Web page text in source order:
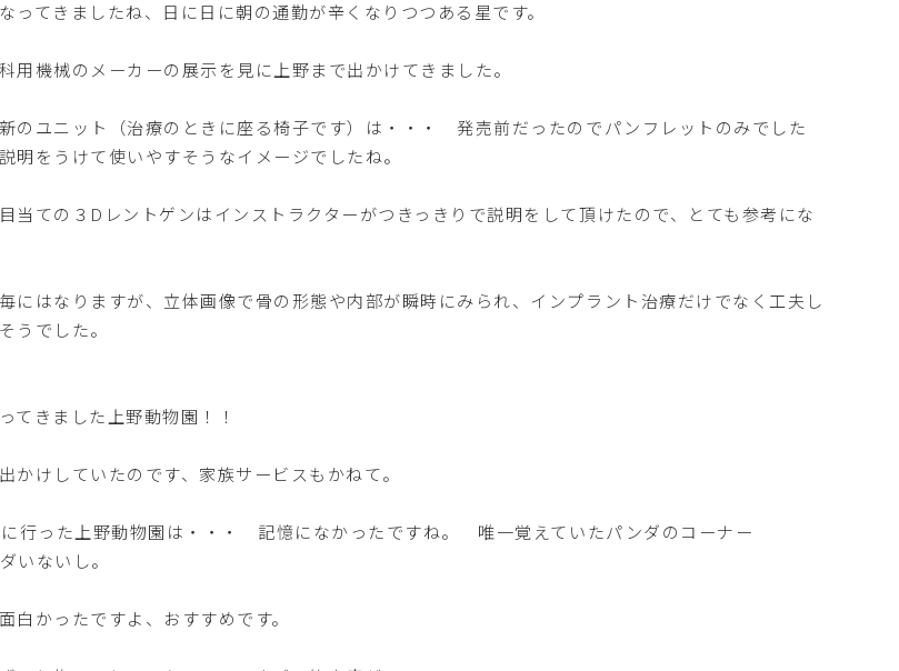
ってきましたね、日に日に朝の通勤が辛くなりつつある星です。
用機械のメーカーの展示を見に上野まで出かけてきました。
のユニット（治療のときに座る椅子です）は・・・ 発売前だったのでパンフレットのみでした
明をうけて使いやすそうなイメージでしたね。
当ての３Dレントゲンはインストラクターがつきっきりで説明をして頂けたので、とても参考にな
にはなりますが、立体画像で骨の形態や内部が瞬時にみられ、インプラント治療だけでなく工夫し
うでした。
てきました上野動物園！！
かけしていたのです、家族サービスもかねて。
行った上野動物園は・・・ 記憶になかったですね。 唯一覚えていたパンダのコーナー
ないし。
白かったですよ、おすすめです。